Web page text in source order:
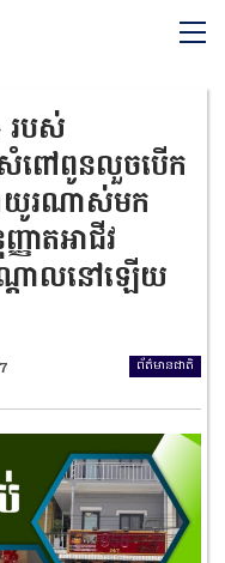
របស់
ពៅពូនលួចបើក
យូរណាស់មក
ាតអាជីវ
ណ្ដាលនៅឡើយ
ព័ត៌មានជាតិ